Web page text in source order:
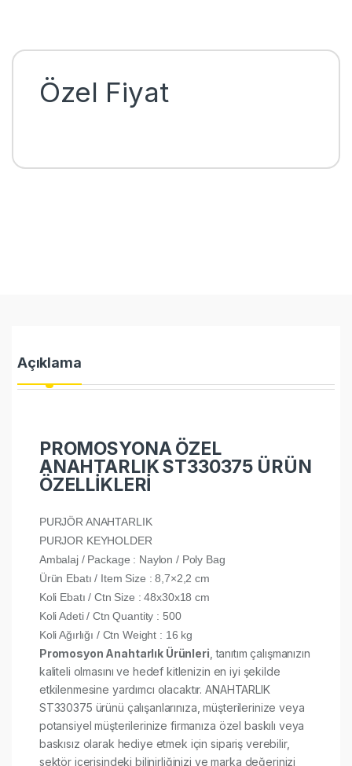
Özel Fiyat
Açıklama
PROMOSYONA ÖZEL
ANAHTARLIK ST330375 ÜRÜN
ÖZELLİKLERİ
PURJÖR ANAHTARLIK
PURJOR KEYHOLDER
Ambalaj / Package : Naylon / Poly Bag
Ürün Ebatı / Item Size : 8,7×2,2 cm
Koli Ebatı / Ctn Size : 48x30x18 cm
Koli Adeti / Ctn Quantity : 500
Koli Ağırlığı / Ctn Weight : 16 kg
Promosyon Anahtarlık Ürünleri , tanıtım çalışmanızın
kaliteli olmasını ve hedef kitlenizin en iyi şekilde
etkilenmesine yardımcı olacaktır. ANAHTARLIK
ST330375 ürünü çalışanlarınıza, müşterilerinize veya
potansiyel müşterilerinize firmanıza özel baskılı veya
baskısız olarak hediye etmek için sipariş verebilir,
sektör içerisindeki bilinirliğinizi ve marka değerinizi